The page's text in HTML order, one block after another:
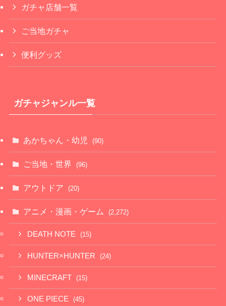
ガチャ店舗一覧
ご当地ガチャ
便利グッズ
ガチャジャンル一覧
あかちゃん・幼児 (90)
ご当地・世界 (96)
アウトドア (20)
アニメ・漫画・ゲーム (2,272)
DEATH NOTE (15)
HUNTER×HUNTER (24)
MINECRAFT (15)
ONE PIECE (45)